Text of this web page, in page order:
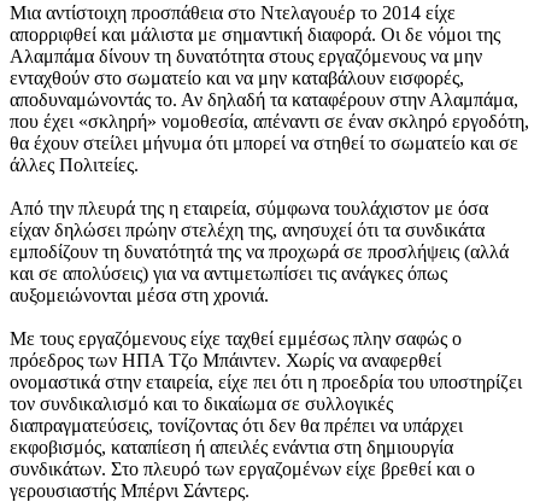
Μια αντίστοιχη προσπάθεια στο Ντελαγουέρ το 2014 είχε
απορριφθεί και μάλιστα με σημαντική διαφορά. Οι δε νόμοι της
Αλαμπάμα δίνουν τη δυνατότητα στους εργαζόμενους να μην
ενταχθούν στο σωματείο και να μην καταβάλουν εισφορές,
αποδυναμώνοντάς το. Αν δηλαδή τα καταφέρουν στην Αλαμπάμα,
που έχει «σκληρή» νομοθεσία, απέναντι σε έναν σκληρό εργοδότη,
θα έχουν στείλει μήνυμα ότι μπορεί να στηθεί το σωματείο και σε
άλλες Πολιτείες.
Από την πλευρά της η εταιρεία, σύμφωνα τουλάχιστον με όσα
είχαν δηλώσει πρώην στελέχη της, ανησυχεί ότι τα συνδικάτα
εμποδίζουν τη δυνατότητά της να προχωρά σε προσλήψεις (αλλά
και σε απολύσεις) για να αντιμετωπίσει τις ανάγκες όπως
αυξομειώνονται μέσα στη χρονιά.
Με τους εργαζόμενους είχε ταχθεί εμμέσως πλην σαφώς ο
πρόεδρος των ΗΠΑ Τζο Μπάιντεν. Χωρίς να αναφερθεί
ονομαστικά στην εταιρεία, είχε πει ότι η προεδρία του υποστηρίζει
τον συνδικαλισμό και το δικαίωμα σε συλλογικές
διαπραγματεύσεις, τονίζοντας ότι δεν θα πρέπει να υπάρχει
εκφοβισμός, καταπίεση ή απειλές ενάντια στη δημιουργία
συνδικάτων. Στο πλευρό των εργαζομένων είχε βρεθεί και ο
γερουσιαστής Μπέρνι Σάντερς.